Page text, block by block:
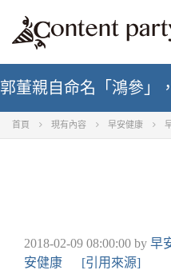
郭董親自命名「鴻參」
首頁 現有內容 早安健康
2018-02-09 08:00:00 by 早
安健康
[引用來源]